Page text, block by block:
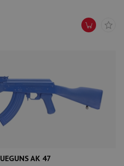
AK 47